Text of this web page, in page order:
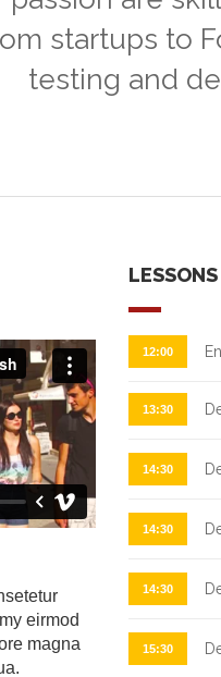
startups to
testing and
eirmod
magna
LESSONS
12:00
13:30
14:30
14:30
14:30
15:30